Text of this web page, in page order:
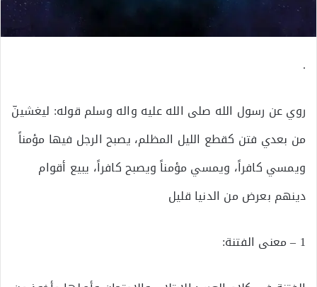
.
روي عن رسول الله صلى الله عليه واله وسلم قوله: ليغشينّ
من بعدي فتن كقطع الليل المظلم، يصبح الرجل فيها مؤمناً
ويمسي كافراً، ويمسي مؤمناً ويصبح كافراً، يبيع أقوام
دينهم بعرض من الدنيا قليل
1 – معنى الفتنة: